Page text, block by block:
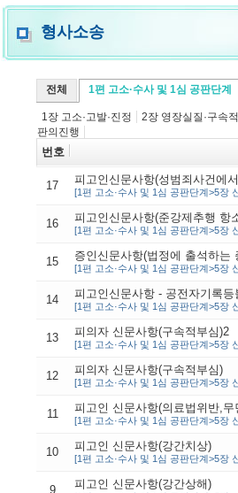
형사소송
전체 1편 고소·수사 및 1심 공판단계
1장 고소·고발·진정 2장 영장실질·구속
판의진행
번호
17 피고인신문사항(성범죄사건에
[1편 고소·수사 및 1심 공판단계>5장
16 피고인신문사항(준강제추행 항
[1편 고소·수사 및 1심 공판단계>5장
15 증인신문사항(법정에 출석하는
[1편 고소·수사 및 1심 공판단계>5장
14 피고인신문사항 - 공전자기록
[1편 고소·수사 및 1심 공판단계>5장
13 피의자 신문사항(구속적부심)2
[1편 고소·수사 및 1심 공판단계>5장
12 피의자 신문사항(구속적부심)
[1편 고소·수사 및 1심 공판단계>5장
11 피고인 신문사항(의료법위반,무
[1편 고소·수사 및 1심 공판단계>5장
10 피고인 신문사항(강간치상)
[1편 고소·수사 및 1심 공판단계>5장
9 피고인 신문사항(강간상해)